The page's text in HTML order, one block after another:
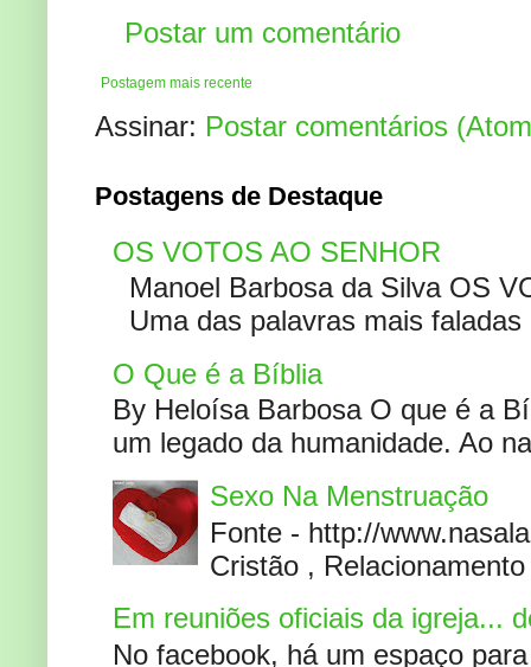
Postar um comentário
Postagem mais recente
Assinar: Postar comentários
Postagens de Destaque
OS VOTOS AO SENHOR
Manoel Barbosa da Silva OS
Uma das palavras mais
O Que é a Bíblia
By Heloísa Barbosa O que é a
um legado da humanidade. Ao
Sexo Na Menstruação
Fonte - http://
Cristão ,
Em reuniões oficiais da igreja...
No facebook, há um espaço